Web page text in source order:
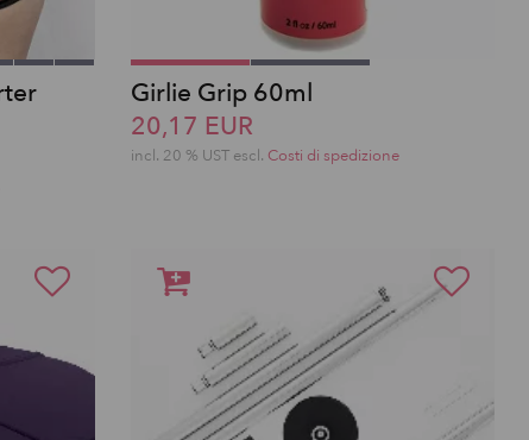
Girlie Grip 60ml
20,17 EUR
incl. 20 % UST escl. Costi di spedizione